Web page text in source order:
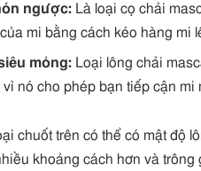
ngược: Là loại cọ chải
mi bằng cách kéo hàng mi
mỏng: Loại lông chải
vì nó cho phép bạn tiếp cận mi
chuốt trên có thể có mật độ
khoảng cách hơn và